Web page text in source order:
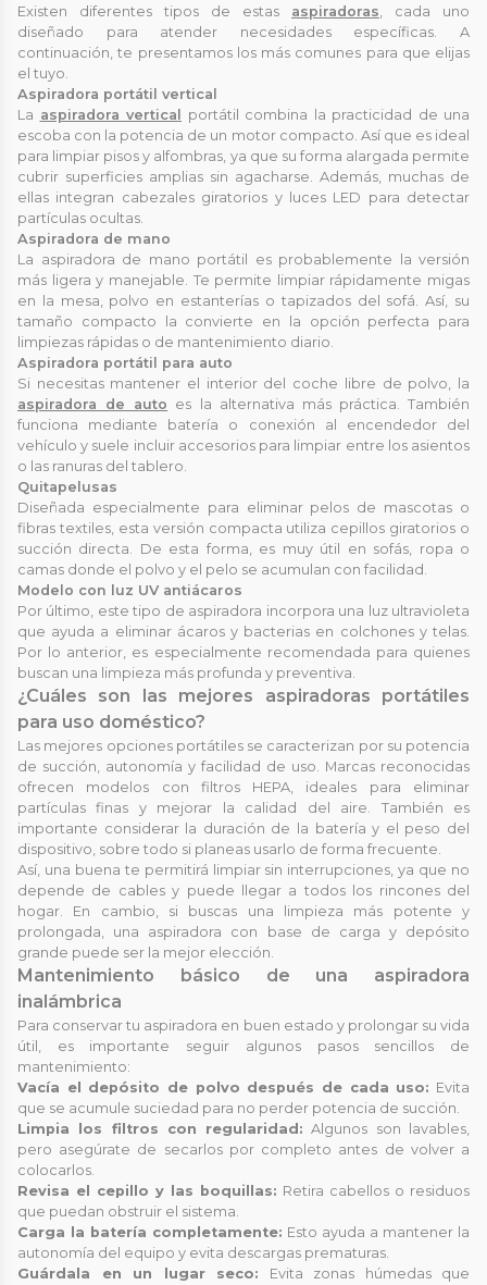
Existen diferentes tipos de estas aspiradoras, cada uno
diseñado para atender necesidades específicas. A
continuación, te presentamos los más comunes para que elijas
el tuyo.
Aspiradora portátil vertical
La aspiradora vertical
portátil combina la practicidad de una
escoba con la potencia de un motor compacto. Así que es ideal
para limpiar pisos y alfombras, ya que su forma alargada permite
cubrir superficies amplias sin agacharse. Además, muchas de
ellas integran cabezales giratorios y luces LED para detectar
partículas ocultas.
Aspiradora de mano
La aspiradora de mano portátil es probablemente la versión
más ligera y manejable. Te permite limpiar rápidamente migas
en la mesa, polvo en estanterías o tapizados del sofá. Así, su
tamaño compacto la convierte en la opción perfecta para
limpiezas rápidas o de mantenimiento diario.
Aspiradora portátil para auto
Si necesitas mantener el interior del coche libre de polvo, la
aspiradora de auto es la alternativa más práctica. También
funciona mediante batería o conexión al encendedor del
vehículo y suele incluir accesorios para limpiar entre los asientos
o las ranuras del tablero.
Quitapelusas
Diseñada especialmente para eliminar pelos de mascotas o
fibras textiles, esta versión compacta utiliza cepillos giratorios o
succión directa. De esta forma, es muy útil en sofás, ropa o
camas donde el polvo y el pelo se acumulan con facilidad.
Modelo con luz UV antiácaros
Por último, este tipo de aspiradora incorpora una luz ultravioleta
que ayuda a eliminar ácaros y bacterias en colchones y telas.
Por lo anterior, es especialmente recomendada para quienes
buscan una limpieza más profunda y preventiva.
¿Cuáles son las mejores aspiradoras portátiles
para uso doméstico?
Las mejores opciones portátiles se caracterizan por su potencia
de succión, autonomía y facilidad de uso. Marcas reconocidas
ofrecen modelos con filtros HEPA, ideales para eliminar
partículas finas y mejorar la calidad del aire. También es
importante considerar la duración de la batería y el peso del
dispositivo, sobre todo si planeas usarlo de forma frecuente.
Así, una buena te permitirá limpiar sin interrupciones, ya que no
depende de cables y puede llegar a todos los rincones del
hogar. En cambio, si buscas una limpieza más potente y
prolongada, una aspiradora con base de carga y depósito
grande puede ser la mejor elección.
Mantenimiento básico de una aspiradora
inalámbrica
Para conservar tu aspiradora en buen estado y prolongar su vida
útil, es importante seguir algunos pasos sencillos de
mantenimiento:
Vacía el depósito de polvo después de cada uso: Evita
que se acumule suciedad para no perder potencia de succión.
Limpia los filtros con regularidad: Algunos son lavables,
pero asegúrate de secarlos por completo antes de volver a
colocarlos.
Revisa el cepillo y las boquillas: Retira cabellos o residuos
que puedan obstruir el sistema.
Carga la batería completamente: Esto ayuda a mantener la
autonomía del equipo y evita descargas prematuras.
Guárdala en un lugar seco: Evita zonas húmedas que